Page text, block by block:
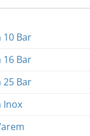
10 Bar
16 Bar
25 Bar
Inox